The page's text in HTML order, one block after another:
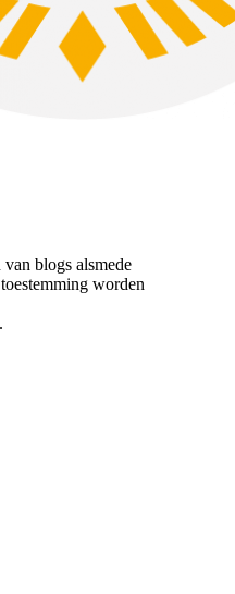
blogs alsmede
worden